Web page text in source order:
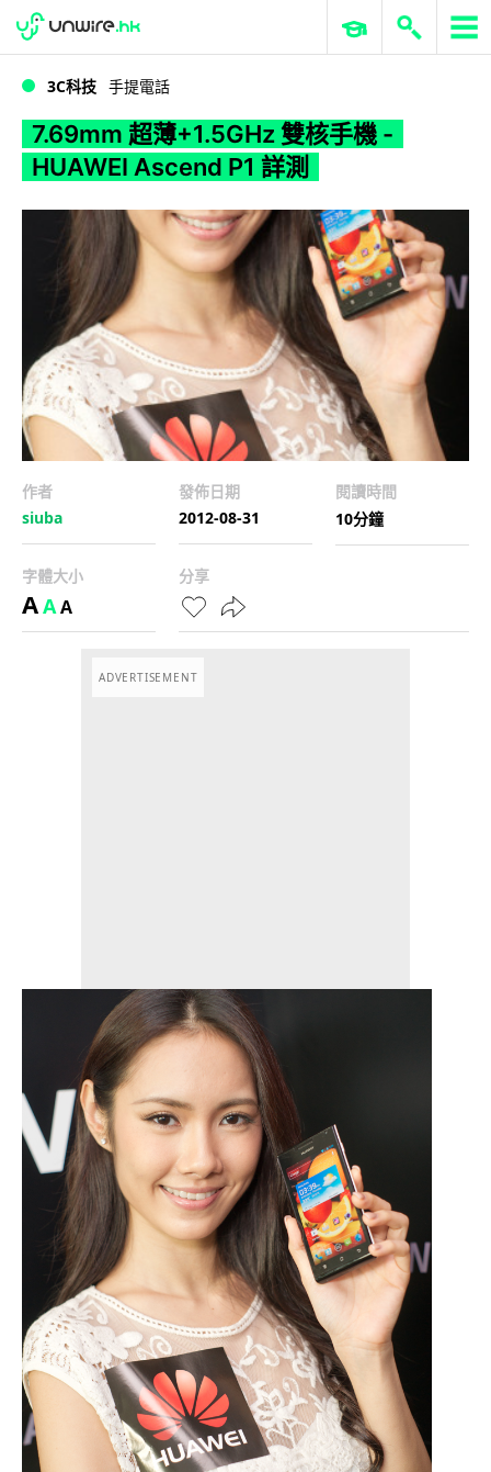
WWDC 2026 ERP 與商業 AI
3C科技 手提電話
7.69mm 超薄+1.5GHz 雙核手機 -
HUAWEI Ascend P1 詳測
作者
siuba
發佈日期
2012-08-31
閱讀時間
10分鐘
字體大小
AAA
分享
ADVERTISEMENT